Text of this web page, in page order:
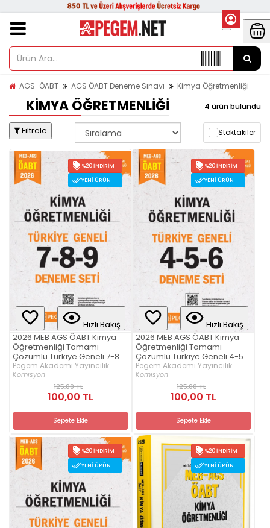
AGS-ÖABT AGS ÖABT Deneme Sınavı Kimya Öğretmenliği
KIMYA ÖĞRETMENLIĞI 4 ürün bulundu
Filtrele Stoktakiler
%20 İNDIRIM
YENI ÜRÜN
Hızlı Bakış
2026 MEB AGS ÖABT Kimya
Öğretmenliği Tamamı
Çözümlü Türkiye Geneli 7-8-9
(3'lü Deneme Seti)
Pegem Akademi Yayıncılık
Komisyon
125,00 TL
100,00 TL
Sepete Ekle
%20 İNDIRIM
YENI ÜRÜN
Hızlı Bakış
2026 MEB AGS ÖABT Kimya
Öğretmenliği Tamamı
Çözümlü Türkiye Geneli 4-5-
6 (3'lü Deneme Seti)
Pegem Akademi Yayıncılık
Komisyon
125,00 TL
100,00 TL
Sepete Ekle
%20 İNDIRIM
YENI ÜRÜN
%20 İNDIRIM
YENI ÜRÜN